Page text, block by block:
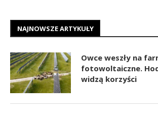
NAJNOWSZE ARTYKUŁY
Owce weszły na
fotowoltaiczne.
widzą korzyści